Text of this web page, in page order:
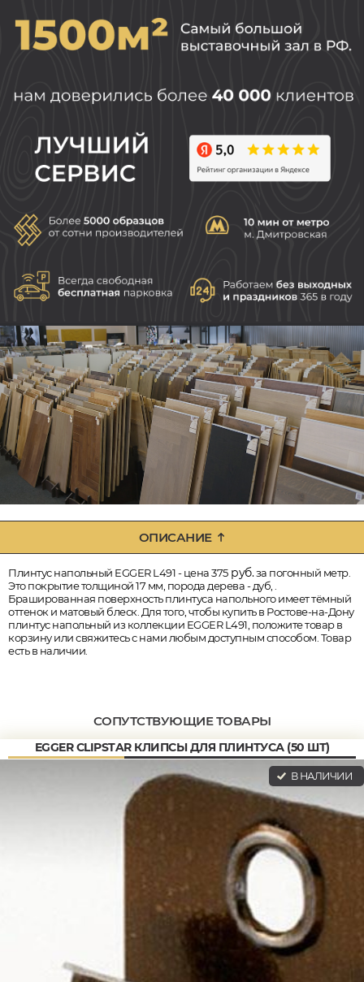
ОПИСАНИЕ
Плинтус напольный EGGER L491 - цена 375руб.за погонный метр.
Это покрытие толщиной 17 мм, порода дерева - дуб, .
Брашированная поверхность плинтуса напольного имеет тёмный
оттенок и матовый блеск. Для того, чтобы купить в Ростове-на-Дону
плинтус напольный из коллекции EGGER L491, положите товар в
корзину или свяжитесь с нами любым доступным способом. Товар
есть в наличии.
СОПУТСТВУЮЩИЕ ТОВАРЫ
EGGER CLIPSTAR КЛИПСЫ ДЛЯ ПЛИНТУСА (50 ШТ)
В НАЛИЧИИ